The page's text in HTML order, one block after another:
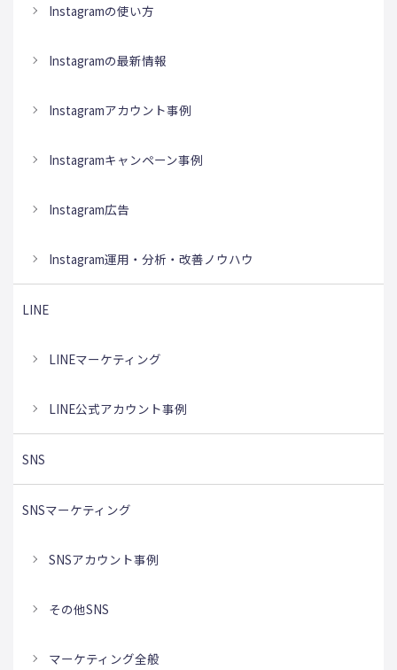
Instagramの使い方
Instagramの最新情報
Instagramアカウント事例
Instagramキャンペーン事例
Instagram広告
Instagram運用・分析・改善ノウハウ
LINE
LINEマーケティング
LINE公式アカウント事例
SNS
SNSマーケティング
SNSアカウント事例
その他SNS
マーケティング全般